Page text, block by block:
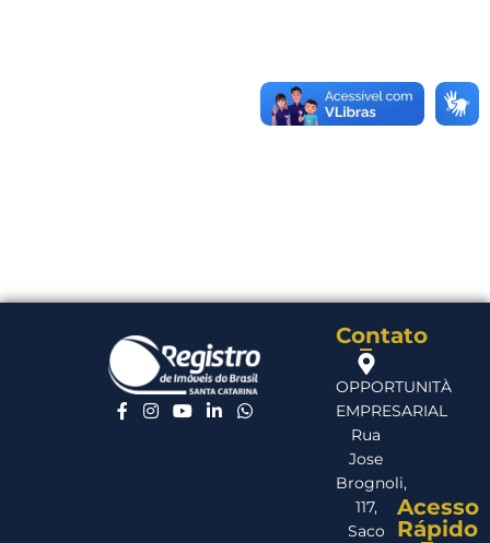
Contato
OPPORTUNITÀ
EMPRESARIAL
Rua
Jose
Brognoli,
117,
Saco
Acesso
Rápido